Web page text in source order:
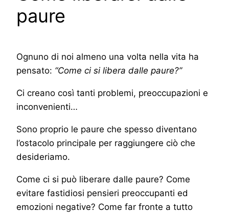
paure
Ognuno di noi almeno una volta nella vita ha
pensato: “Come ci si libera dalle paure?”
Ci creano così tanti problemi, preoccupazioni e
inconvenienti…
Sono proprio le paure che spesso diventano
l’ostacolo principale per raggiungere ciò che
desideriamo.
Come ci si può liberare dalle paure? Come
evitare fastidiosi pensieri preoccupanti ed
emozioni negative? Come far fronte a tutto